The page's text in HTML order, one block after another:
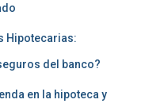
Hipotecarias:
del banco?
en la hipoteca y